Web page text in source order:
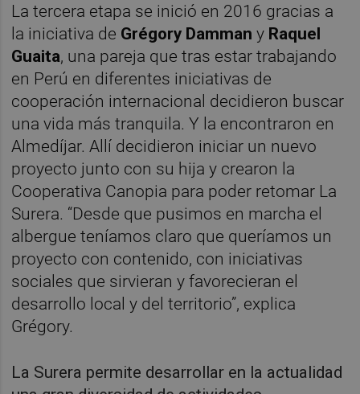
La tercera etapa se inició en 2016 gracias a
la iniciativa de Grégory Dammany Raquel
Guaita, una pareja que tras estar trabajando
en Perú en diferentes iniciativas de
cooperación internacional decidieron buscar
una vida más tranquila. Y la encontraron en
Almedíjar. Allí decidieron iniciar un nuevo
proyecto junto con su hija y crearon la
Cooperativa Canopia para poder retomar La
Surera. “Desde que pusimos en marcha el
albergue teníamos claro que queríamos un
proyecto con contenido, con iniciativas
sociales que sirvieran y favorecieran el
desarrollo local y del territorio”, explica
Grégory.
La Surera permite desarrollar en la actualidad